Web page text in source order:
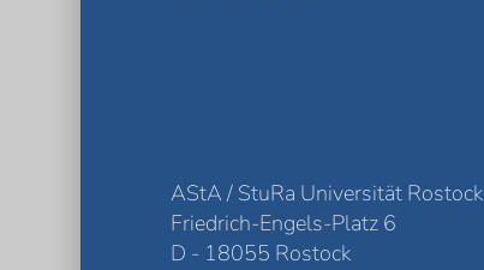
AStA / StuRa Universität Rostock
Friedrich-Engels-Platz 6
D - 18055 Rostock